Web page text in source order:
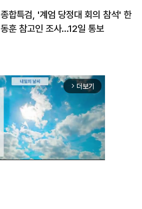
종합특검, '계엄 당정대 회의 참석' 한
동훈 참고인 조사...12일 통보
arrow_forward_ios 더보기